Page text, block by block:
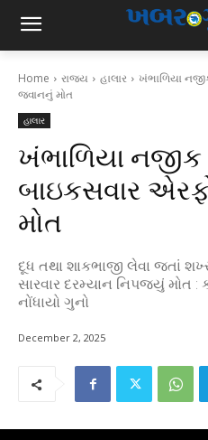
Home રાજ્ય હાલાર
ખંભાળિયા
જવાનનું મોત
હાલાર
ખંભાળિયા નજીક
બાઇકસવાર
મોત
દૂધ તથા શાકભાજી લેવા જતાં
સારવાર દરમ્યાન નિપજયું મોત
નોંધાયો ગુનો
December 2, 2025